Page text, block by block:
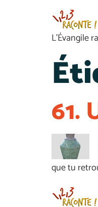
L’Évangile
61.
que tu